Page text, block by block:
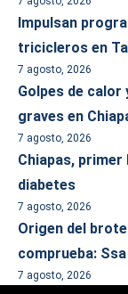
Impulsan
tricicleros en
7 agosto, 2026
Golpes de
graves en
7 agosto, 2026
Chiapas,
diabetes
7 agosto, 2026
Origen del
comprueba: Ssa
7 agosto, 2026